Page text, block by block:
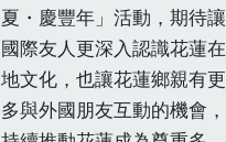
夏・慶豐年」活動，期待讓
國際友人更深入認識花蓮在
地文化，也讓花蓮鄉親有更
多與外國朋友互動的機會，